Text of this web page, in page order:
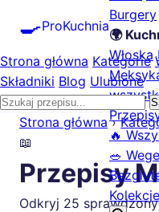
🍳ProKuchnia
Burgery
🌍
Włoska
🔥
🥗
Kolekcje
Strona główna Kategorie
Składniki Blog Ulubione
Strona główna ›
📖
Przepisy
Odkryj 25